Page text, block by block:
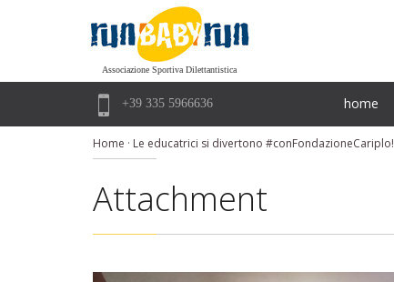
Associazione Sportiva Dilettantistica
 +39 335 5966636 home
Home · Le educatrici si divertono #conFondazioneCariplo!
Attachment